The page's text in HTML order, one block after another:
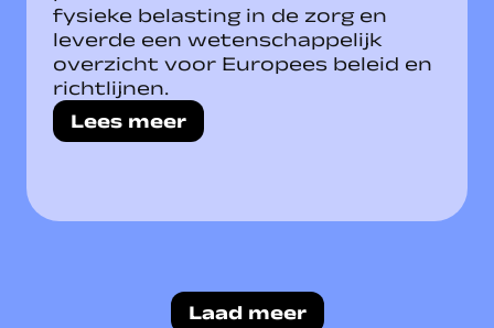
fysieke belasting in de zorg en
leverde een wetenschappelijk
overzicht voor Europees beleid en
richtlijnen.
Lees meer
Laad meer